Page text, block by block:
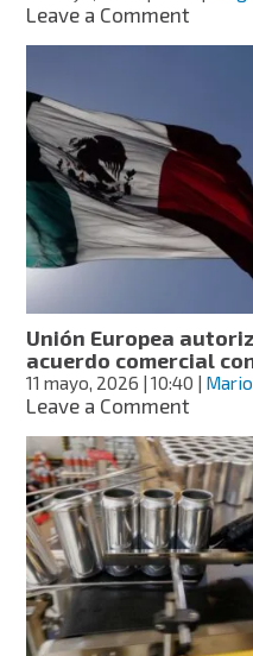
Leave a Commenton
seguirá
hasta
julio
tras
en
corte
EE.
UU.
Unión Europea
acuerdo comercial
11 mayo, 2026 | 10:40
Leave a Commenton
firma
del
nuevo
con